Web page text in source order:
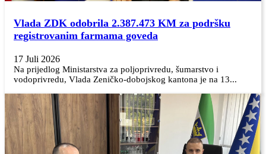
Vlada ZDK odobrila 2.387.473 KM za podršku
registrovanim farmama goveda
17 Juli 2026
Na prijedlog Ministarstva za poljoprivredu, šumarstvo i
vodoprivredu, Vlada Zeničko-dobojskog kantona je na 13...